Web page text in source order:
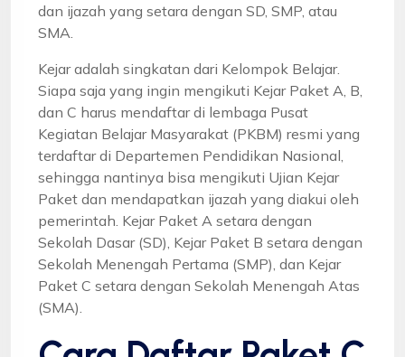
dan ijazah yang setara dengan SD, SMP, atau
SMA.
Kejar adalah singkatan dari Kelompok Belajar.
Siapa saja yang ingin mengikuti Kejar Paket A, B,
dan C harus mendaftar di lembaga Pusat
Kegiatan Belajar Masyarakat (PKBM) resmi yang
terdaftar di Departemen Pendidikan Nasional,
sehingga nantinya bisa mengikuti Ujian Kejar
Paket dan mendapatkan ijazah yang diakui oleh
pemerintah. Kejar Paket A setara dengan
Sekolah Dasar (SD), Kejar Paket B setara dengan
Sekolah Menengah Pertama (SMP), dan Kejar
Paket C setara dengan Sekolah Menengah Atas
(SMA).